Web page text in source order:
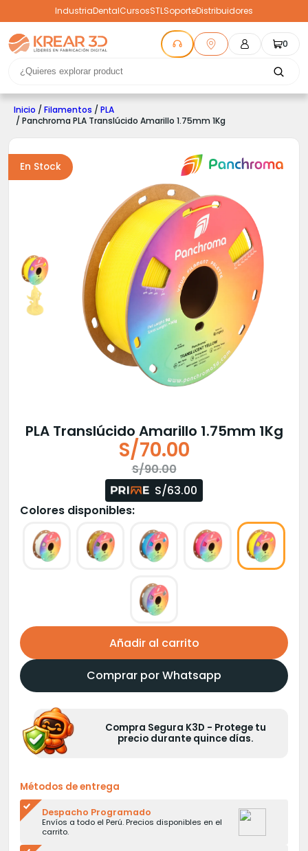
IndustriaDentalCursosSTLSoporteDistribuidores
0
Inicio / Filamentos / PLA
/ Panchroma PLA Translúcido Amarillo 1.75mm 1Kg
En Stock
PLA Translúcido Amarillo 1.75mm 1Kg
S/90.00
original
era:
S/90.00.
S/70.00
actual
es:
S/70.00.
S/63.00
Colores disponibles:
Añadir al carrito
Comprar por Whatsapp
Compra Segura K3D - Protege tu
precio durante quince días.
Métodos de entrega
Despacho Programado
Envíos a todo el Perú. Precios disponibles en el
carrito.